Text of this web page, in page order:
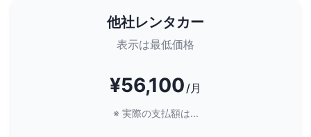
他社レンタカー
表示は最低価格
¥56,100 /月
※ 実際の支払額は...